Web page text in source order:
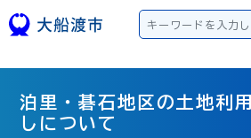
泊里・碁石地区の土地利
しについて